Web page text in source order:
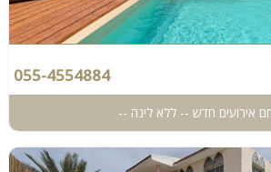
055-4554884
אירועים חדש -- ללא לינה --